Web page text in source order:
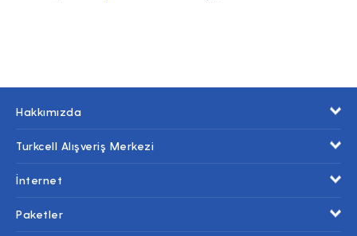
Hakkımızda
Turkcell Alışveriş Merkezi
İnternet
Paketler